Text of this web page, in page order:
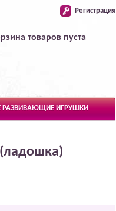
Регистрация
товаров пуста
РАЗВИВАЮЩИЕ ИГРУШКИ